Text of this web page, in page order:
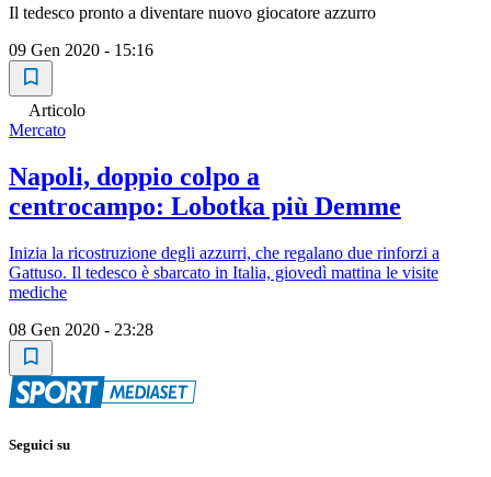
Il tedesco pronto a diventare nuovo giocatore azzurro
09 Gen 2020 - 15:16
Articolo
Mercato
Napoli, doppio colpo a
centrocampo: Lobotka più Demme
Inizia la ricostruzione degli azzurri, che regalano due rinforzi a
Gattuso. Il tedesco è sbarcato in Italia, giovedì mattina le visite
mediche
08 Gen 2020 - 23:28
Seguici su